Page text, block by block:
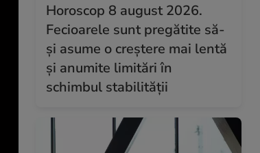
Horoscop 8 august 2026.
Fecioarele sunt pregătite să-
și asume o creștere mai lentă
și anumite limitări în
schimbul stabilității